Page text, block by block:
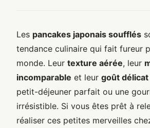
Les pancakes japonais soufflés
tendance culinaire qui fait fureur
monde. Leur texture aérée, leur
incomparable et leur goût délicat
petit-déjeuner parfait ou une
irrésistible. Si vous êtes prêt à
réaliser ces petites merveilles